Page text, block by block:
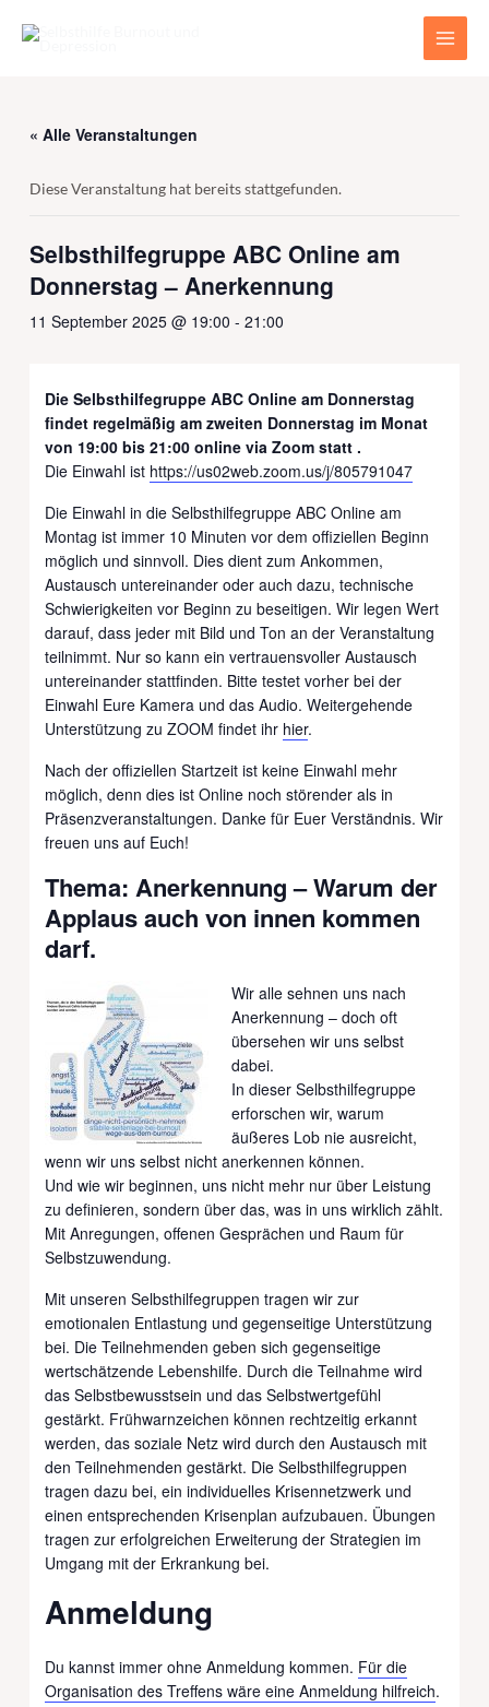
Inhalt
Main
« Alle Veranstaltungen
Diese Veranstaltung hat bereits stattgefunden.
Selbsthilfegruppe ABC Online am
Donnerstag – Anerkennung
11 September 2025 @ 19:00 -21:00
Die Selbsthilfegruppe ABC Online am Donnerstag
findet regelmäßig am zweiten Donnerstag im Monat
von 19:00 bis 21:00 online via Zoom statt .
Die Einwahl ist https://us02web.zoom.us/j/805791047
Die Einwahl in die Selbsthilfegruppe ABC Online am
Montag ist immer 10 Minuten vor dem offiziellen Beginn
möglich und sinnvoll. Dies dient zum Ankommen,
Austausch untereinander oder auch dazu, technische
Schwierigkeiten vor Beginn zu beseitigen. Wir legen Wert
darauf, dass jeder mit Bild und Ton an der Veranstaltung
teilnimmt. Nur so kann ein vertrauensvoller Austausch
untereinander stattfinden. Bitte testet vorher bei der
Einwahl Eure Kamera und das Audio. Weitergehende
Unterstützung zu ZOOM findet ihr hier.
Nach der offiziellen Startzeit ist keine Einwahl mehr
möglich, denn dies ist Online noch störender als in
Präsenzveranstaltungen. Danke für Euer Verständnis. Wir
freuen uns auf Euch!
Thema: Anerkennung – Warum der
Applaus auch von innen kommen
darf.
Wir alle sehnen uns nach
Anerkennung – doch oft
übersehen wir uns selbst
dabei.
In dieser Selbsthilfegruppe
erforschen wir, warum
äußeres Lob nie ausreicht,
wenn wir uns selbst nicht anerkennen können.
Und wie wir beginnen, uns nicht mehr nur über Leistung
zu definieren, sondern über das, was in uns wirklich zählt.
Mit Anregungen, offenen Gesprächen und Raum für
Selbstzuwendung.
Mit unseren Selbsthilfegruppen tragen wir zur
emotionalen Entlastung und gegenseitige Unterstützung
bei. Die Teilnehmenden geben sich gegenseitige
wertschätzende Lebenshilfe. Durch die Teilnahme wird
das Selbstbewusstsein und das Selbstwertgefühl
gestärkt. Frühwarnzeichen können rechtzeitig erkannt
werden, das soziale Netz wird durch den Austausch mit
den Teilnehmenden gestärkt. Die Selbsthilfegruppen
tragen dazu bei, ein individuelles Krisennetzwerk und
einen entsprechenden Krisenplan aufzubauen. Übungen
tragen zur erfolgreichen Erweiterung der Strategien im
Umgang mit der Erkrankung bei.
Anmeldung
Du kannst immer ohne Anmeldung kommen. Für die
Organisation des Treffens wäre eine Anmeldung hilfreich.